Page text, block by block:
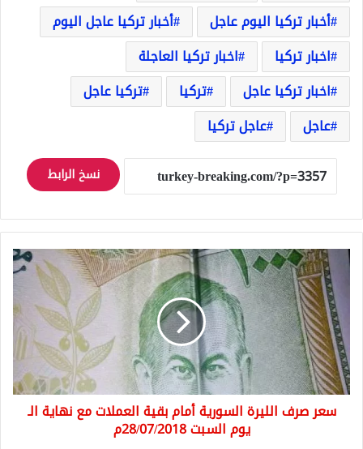
أخبار تركيا اليوم عاجل
أخبار تركيا عاجل اليوم
اخبار تركيا
اخبار تركيا العاجلة
اخبار تركيا عاجل
تركيا
تركيا عاجل
عاجل
عاجل تركيا
نسخ الرابط
سعر
صرف
الليرة
السورية
أمام
بقية
العملات
مع
نهاية
سعر صرف الليرة السورية أمام بقية العملات مع نهاية الـ
يوم السبت 28/07/2018م